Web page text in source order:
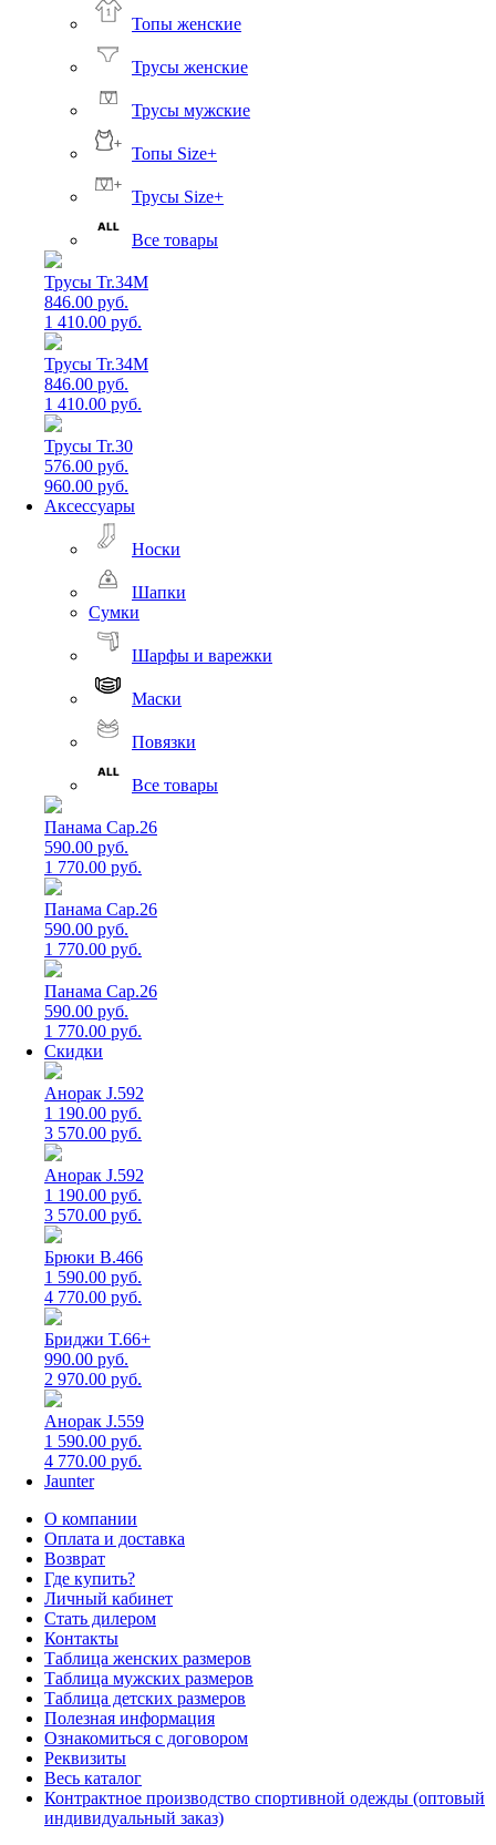
Топы женские
Трусы женские
Трусы мужские
Топы Size+
Трусы Size+
Все товары
Трусы Tr.34M
846.00 руб.
1 410.00 руб.
Трусы Tr.34M
846.00 руб.
1 410.00 руб.
Трусы Tr.30
576.00 руб.
960.00 руб.
Аксессуары
Носки
Шапки
Сумки
Шарфы и варежки
Маски
Повязки
Все товары
Панама Cap.26
590.00 руб.
1 770.00 руб.
Панама Cap.26
590.00 руб.
1 770.00 руб.
Панама Cap.26
590.00 руб.
1 770.00 руб.
Скидки
Анорак J.592
1 190.00 руб.
3 570.00 руб.
Анорак J.592
1 190.00 руб.
3 570.00 руб.
Брюки B.466
1 590.00 руб.
4 770.00 руб.
Бриджи T.66+
990.00 руб.
2 970.00 руб.
Анорак J.559
1 590.00 руб.
4 770.00 руб.
Jaunter
О компании
Оплата и доставка
Возврат
Где купить?
Личный кабинет
Стать дилером
Контакты
Таблица женских размеров
Таблица мужских размеров
Таблица детских размеров
Полезная информация
Ознакомиться с договором
Реквизиты
Весь каталог
Контрактное производство спортивной одежды (оптовый
индивидуальный заказ)